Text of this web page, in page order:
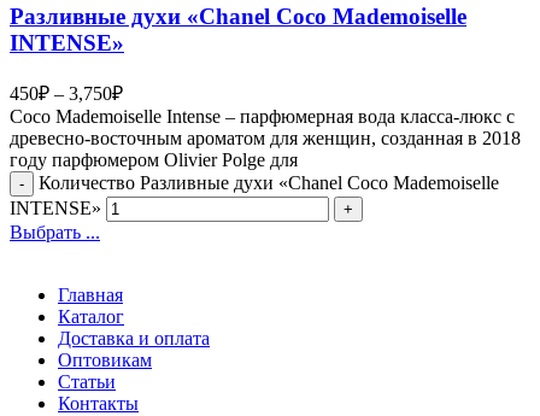
Разливные духи «Chanel Coco Mademoiselle
INTENSE»
450₽ – 3,750₽
Coco Mademoiselle Intense – парфюмерная вода класса-люкс с
древесно-восточным ароматом для женщин, созданная в 2018
году парфюмером Olivier Polge для
Количество Разливные духи «Chanel Coco Mademoiselle
INTENSE»
Выбрать ...
Главная
Каталог
Доставка и оплата
Оптовикам
Статьи
Контакты